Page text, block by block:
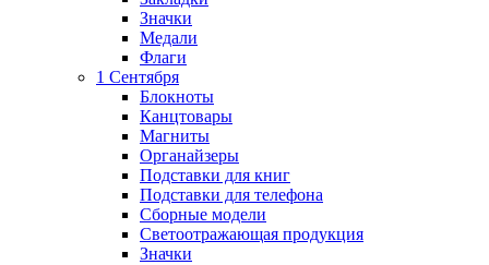
Значки
Медали
Флаги
1 Сентября
Блокноты
Канцтовары
Магниты
Органайзеры
Подставки для книг
Подставки для телефона
Сборные модели
Светоотражающая продукция
Значки